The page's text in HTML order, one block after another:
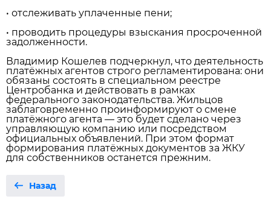
• отслеживать уплаченные пени;
• проводить процедуры взыскания просроченной
задолженности.
Владимир Кошелев подчеркнул, что деятельность
платёжных агентов строго регламентирована: они
обязаны состоять в специальном реестре
Центробанка и действовать в рамках
федерального законодательства. Жильцов
заблаговременно проинформируют о смене
платёжного агента — это будет сделано через
управляющую компанию или посредством
официальных объявлений. При этом формат
формирования платёжных документов за ЖКУ
для собственников останется прежним.
Назад